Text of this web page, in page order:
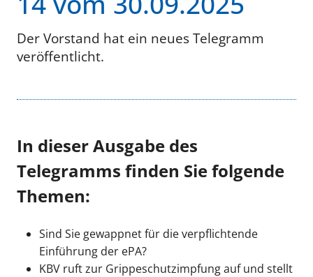
Der Vorstand hat ein neues Telegramm
veröffentlicht.
In dieser Ausgabe des
Telegramms finden Sie folgende
Themen:
Sind Sie gewappnet für die verpflichtende
Einführung der ePA?
KBV ruft zur Grippeschutzimpfung auf und stellt